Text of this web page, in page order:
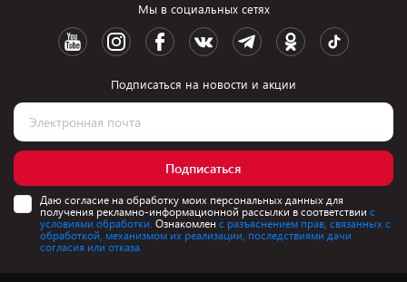
Мы в социальных сетях
Подписаться на новости и акции
Подписаться
Даю согласие на обработку моих персональных данных для
получения рекламно-информационной рассылки в соответствии с
условиями обработки. Ознакомлен с разъяснением прав, связанных с
обработкой, механизмом их реализации, последствиями дачи
согласия или отказа.